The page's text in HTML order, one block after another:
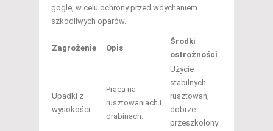
gogle, w celu ochrony przed wdychaniem
szkodliwych oparów.
Zagrożenie Opis
Środki
ostrożności
Upadki z
wysokości
Praca na
rusztowaniach i
drabinach.
Użycie
stabilnych
rusztowań,
dobrze
przeszkolony